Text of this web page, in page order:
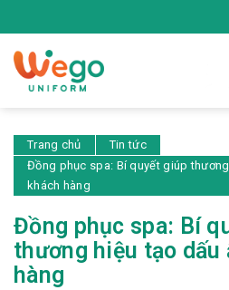
Trang chủ
Tin tức
Đồng phục spa: Bí quyết giúp
khách hàng
Đồng phục spa: Bí
thương hiệu tạo dấu
hàng